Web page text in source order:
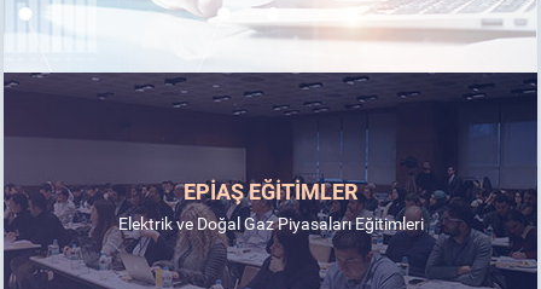
EPİAŞ EĞİTİMLER
Elektrik ve Doğal Gaz Piyasaları Eğitimleri